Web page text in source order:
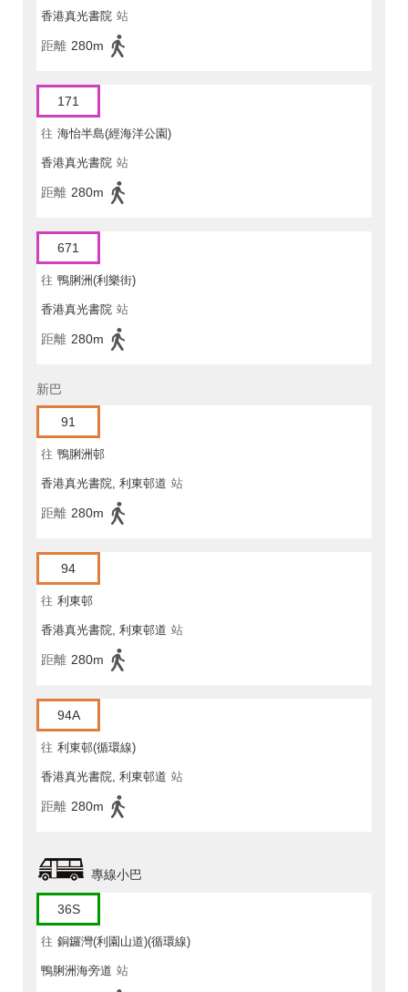
香港真光書院 站
距離 280m
171
往 海怡半島(經海洋公園)
香港真光書院 站
距離 280m
671
往 鴨脷洲(利樂街)
香港真光書院 站
距離 280m
新巴
91
往 鴨脷洲邨
香港真光書院, 利東邨道 站
距離 280m
94
往 利東邨
香港真光書院, 利東邨道 站
距離 280m
94A
往 利東邨(循環線)
香港真光書院, 利東邨道 站
距離 280m
專線小巴
36S
往 銅鑼灣(利園山道)(循環線)
鴨脷洲海旁道 站